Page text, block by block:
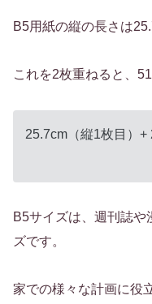
B5用紙の縦の長さは
これを2枚重ねると、
25.7cm（縦1枚目）
B5サイズは、週刊誌や
ズです。
家での様々な計画に役